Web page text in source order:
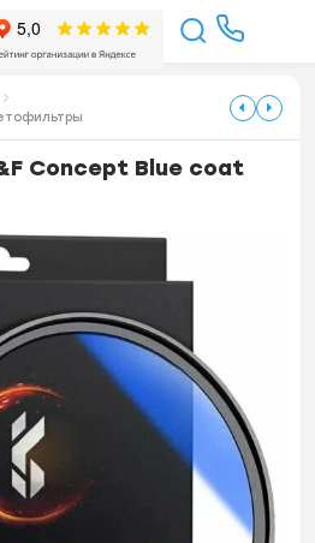
Concept Blue coat